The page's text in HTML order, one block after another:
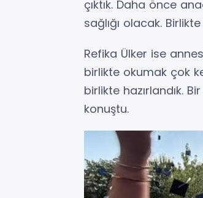
çıktık. Daha önce
sağlığı olacak.
Refika Ülker ise
birlikte okumak çok
birlikte hazırlandık.
konuştu.